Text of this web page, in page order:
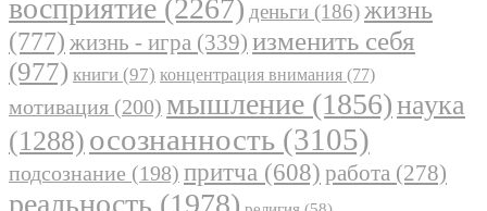
восприятие (2267) деньги (186)жизнь
(777) жизнь - игра (339) изменить себя
(977) книги (97) концентрация внимания (77)
мотивация (200) мышление (1856)наука
(1288) осознанность (3105)
подсознание (198) притча (608) работа (278)
реальность (1978)